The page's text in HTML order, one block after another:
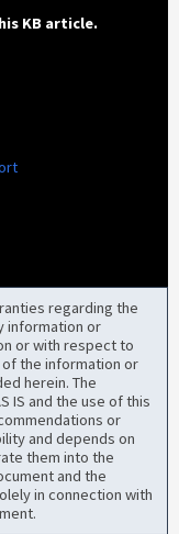
KB article.
regarding the
information or
or with respect to
the information or
herein. The
IS and the use of this
or
and depends on
them into the
and the
in connection with